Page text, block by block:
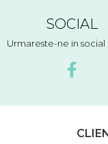
SOCIAL
Urmareste-ne in